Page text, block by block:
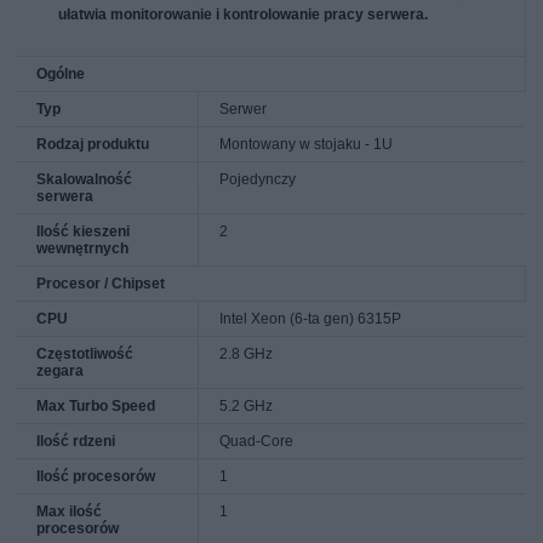
ułatwia monitorowanie i kontrolowanie pracy serwera.
Ogólne
Typ Serwer
Rodzaj produktu Montowany w stojaku - 1U
Skalowalność
serwera
Pojedynczy
Ilość kieszeni
wewnętrnych
2
Procesor / Chipset
CPU Intel Xeon (6-ta gen) 6315P
Częstotliwość
zegara
2.8 GHz
Max Turbo Speed 5.2 GHz
Ilość rdzeni Quad-Core
Ilość procesorów 1
Max ilość
procesorów
1